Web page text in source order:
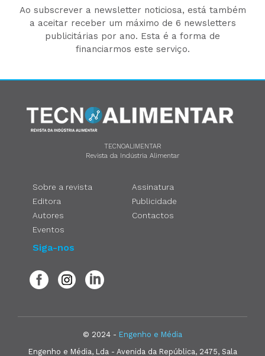
Ao subscrever a newsletter noticiosa, está também
a aceitar receber um máximo de 6 newsletters
publicitárias por ano. Esta é a forma de
financiarmos este serviço.
TECNOALIMENTAR
Revista da Indústria Alimentar
Sobre a revista
Editora
Autores
Eventos
Assinatura
Publicidade
Contactos
Siga-nos
© 2024 - Engenho e Média
Engenho e Média, Lda - Avenida da República, 2475, Sala